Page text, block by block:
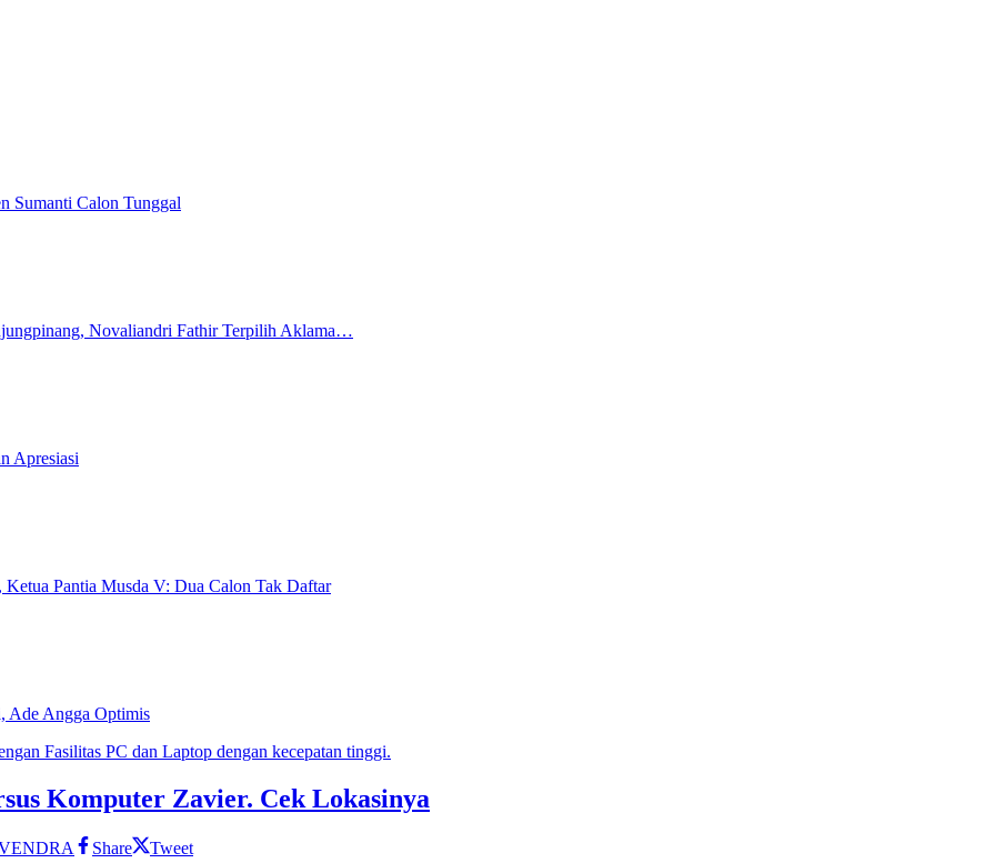
Sumanti Calon Tunggal
Novaliandri Fathir Terpilih Aklama…
Apresiasi
Pantia Musda V: Dua Calon Tak Daftar
Ade Angga Optimis
Komputer Zavier. Cek Lokasinya
Share Tweet